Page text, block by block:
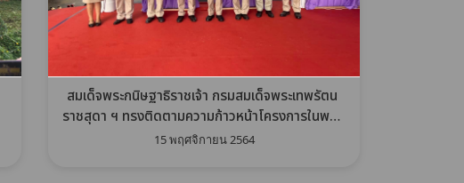
สมเด็จพระกนิษฐาธิราชเจ้า กรมสมเด็จพระเทพรัตน
ราชสุดา ฯ ทรงติดตามความก้าวหน้าโครงการในพระ
ราชดำริ
15 พฤศจิกายน 2564